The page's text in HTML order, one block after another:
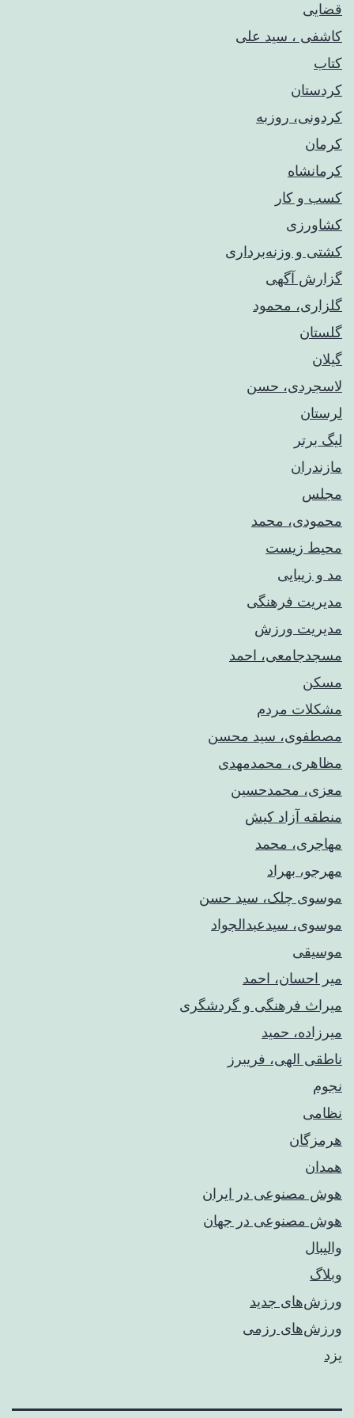
قضایی
کاشفی ، سید علی
کتاب
کردستان
کردونی، روزبه
کرمان
کرمانشاه
کسب و کار
کشاورزی
کشتی و وزنه‌برداری
گزارش آگهی
گلزاری، محمود
گلستان
گیلان
لاسجردی، حسن
لرستان
لیگ برتر
مازندران
مجلس
محمودی، محمد
محیط زیست
مد و زیبایی
مدیریت فرهنگی
مدیریت ورزش
مسجدجامعی، احمد
مسکن
مشکلات مردم
مصطفوی، سید محسن
مظاهری، محمدمهدی
معزی، محمدحسین
منطقه آزاد کیش
مهاجری، محمد
مهرجو، بهراد
موسوی چلک، سید حسن
موسوی، سیدعبدالجواد
موسیقی
میر احسان، احمد
میراث فرهنگی و گردشگری
میرزاده، حمید
ناطقی الهی، فریبرز
نجوم
نظامی
هرمزگان
همدان
هوش مصنوعی در ایران
هوش مصنوعی در جهان
والیبال
وبلاگ
ورزش‌های جدید
ورزش‌های رزمی
یزد